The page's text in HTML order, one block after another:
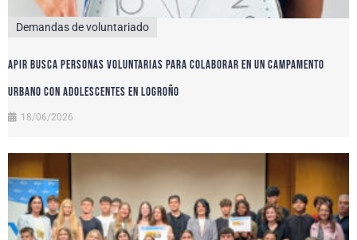
Demandas de voluntariado
APIR busca personas voluntarias para colaborar en un campamento
urbano con adolescentes en Logroño
18/06/2026